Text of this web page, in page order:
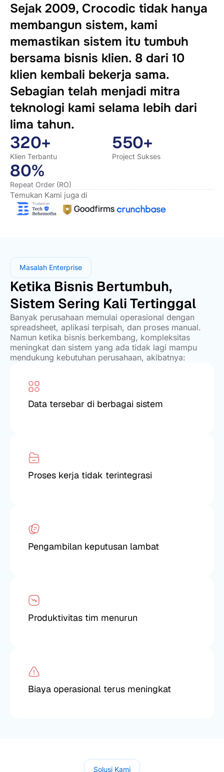
Sejak 2009, Crocodic tidak hanya
membangun sistem, kami
memastikan sistem itu tumbuh
bersama bisnis klien. 8 dari 10
klien kembali bekerja sama.
Sebagian telah menjadi mitra
teknologi kami selama lebih dari
lima tahun.
320+
Klien Terbantu
550+
Project Sukses
80%
Repeat Order (RO)
Temukan Kami juga di
Masalah Enterprise
Ketika Bisnis Bertumbuh,
Sistem Sering Kali Tertinggal
Banyak perusahaan memulai operasional dengan
spreadsheet, aplikasi terpisah, dan proses manual.
Namun ketika bisnis berkembang, kompleksitas
meningkat dan sistem yang ada tidak lagi mampu
mendukung kebutuhan perusahaan, akibatnya:
Data tersebar di berbagai sistem
Proses kerja tidak terintegrasi
Pengambilan keputusan lambat
Produktivitas tim menurun
Biaya operasional terus meningkat
Solusi Kami